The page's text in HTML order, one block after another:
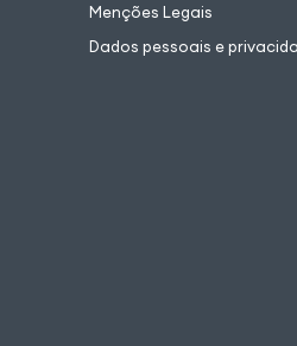
Menções Legais
Dados pessoais e